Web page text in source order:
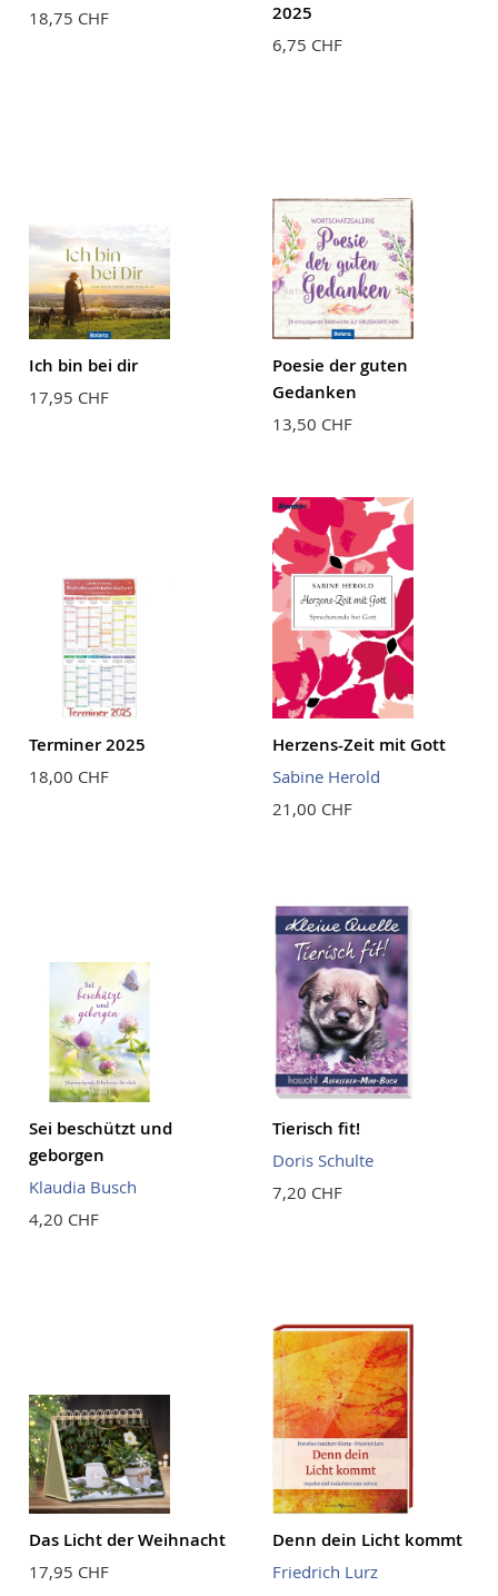
18,75 CHF
2025
6,75 CHF
Ich bin bei dir
17,95 CHF
Poesie der guten
Gedanken
13,50 CHF
Terminer 2025
18,00 CHF
Herzens-Zeit mit Gott
Sabine Herold
21,00 CHF
Sei beschützt und
geborgen
Klaudia Busch
4,20 CHF
Tierisch fit!
Doris Schulte
7,20 CHF
Das Licht der Weihnacht
17,95 CHF
Denn dein Licht kommt
Friedrich Lurz